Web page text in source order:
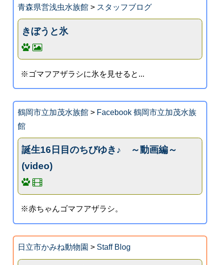
青森県営浅虫水族館> スタッフブログ
きぼうと氷
※ゴマフアザラシに氷を見せると...
鶴岡市立加茂水族館> Facebook 鶴岡市立加茂水族
館
誕生16日目のちびゆき♪ ～動画編～
(video)
※赤ちゃんゴマフアザラシ。
日立市かみね動物園 > Staff Blog